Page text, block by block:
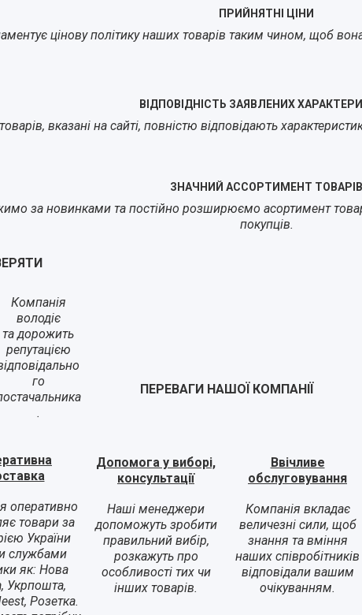
ПРИЙНЯТНІ ЦІНИ
цінову політику наших товарів таким чином, щоб
ВІДПОВІДНІСТЬ ЗАЯВЛЕНИХ
вказані на сайті, повністю відповідають
ЗНАЧНИЙ АССОРТИМЕНТ ТОВАРІВ
за новинками та постійно розширюємо асортимент
покупців.
Компанія
володіє
та дорожить
репутацією
го
.
ПЕРЕВАГИ НАШОЇ КОМПАНІЇ
Допомога у виборі,
консультації
Наші менеджери
допоможуть зробити
правильний вибір,
розкажуть про
особливості тих чи
інших товарів.
Ввічливе
обслуговування
Компанія вкладає
величезні сили, щоб
знання та вміння
наших співробітників
відповідали вашим
очікуванням.
оперативно
товари за
України
службами
як: Нова
Укрпошта,
Розетка.